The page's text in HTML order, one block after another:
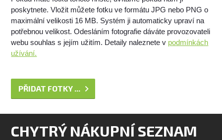
poskytnete. Vložit můžete fotku ve formátu JPG nebo PNG o
maximální velikosti 16 MB. Systém ji automaticky upraví na
potřebnou velikost. Odesláním fotografie dáváte provozovateli
webu souhlas s jejím užitím. Detaily naleznete v podmínkách
užívání.
PŘIDAT FOTKY ...
CHYTRÝ NÁKUPNÍ SEZNAM